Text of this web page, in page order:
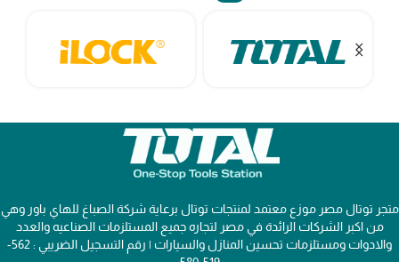
متجر توتال مصر موزع معتمد لمنتجات توتال برعاية شركة الصباغ للهاي باور وهي
من اكبر الشركات الرائدة في مصر لتجاره جميع المستلزمات الصناعيه والعدد
والادوات ومستلزمات تحسين المنازل والسيارات | رقم التسجيل الضريبي : 562-